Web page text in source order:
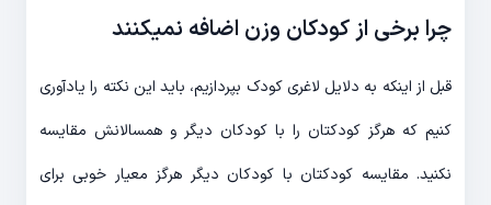
چرا برخی از کودکان وزن اضافه نمیکنند
قبل از اینکه به دلایل لاغری کودک بپردازیم، باید این نکته را یادآوری
کنیم که هرگز کودکتان را با کودکان دیگر و همسالانش مقایسه
نکنید. مقایسه کودکتان با کودکان دیگر هرگز معیار خوبی برای